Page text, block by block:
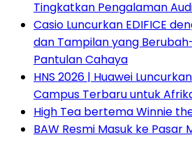
Tingkatkan Pengalaman
Casio Luncurkan EDIFICE
dan Tampilan yang
Pantulan Cahaya
HNS 2026 | Huawei
Campus Terbaru untuk
High Tea bertema Winnie
BAW Resmi Masuk ke Pasar